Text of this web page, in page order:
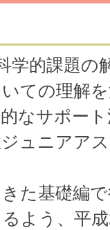
学的課題の
ての理解
なサポー
ュニアア
た基礎編
よう、平